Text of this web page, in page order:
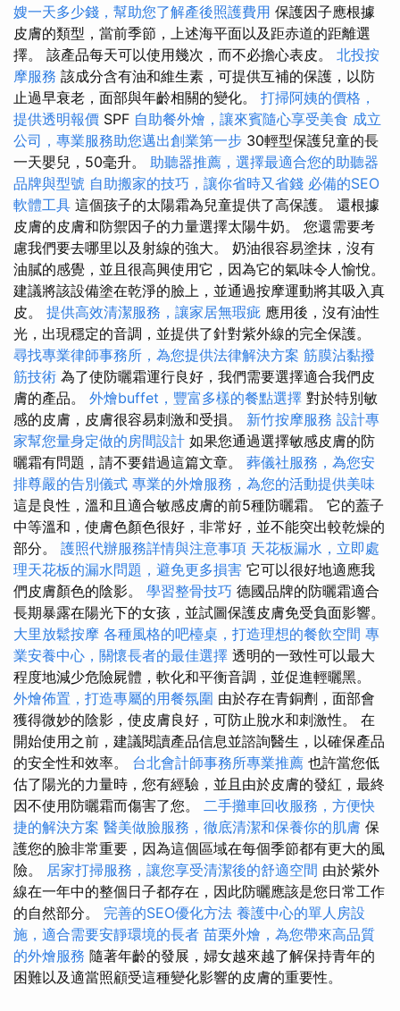
嫂一天多少錢，幫助您了解產後照護費用 保護因子應根據
皮膚的類型，當前季節，上述海平面以及距赤道的距離選
擇。 該產品每天可以使用幾次，而不必擔心表皮。 北投按
摩服務 該成分含有油和維生素，可提供互補的保護，以防
止過早衰老，面部與年齡相關的變化。 打掃阿姨的價格，
提供透明報價 SPF 自助餐外燴，讓來賓隨心享受美食 成立
公司，專業服務助您邁出創業第一步 30輕型保護兒童的長
一天嬰兒，50毫升。 助聽器推薦，選擇最適合您的助聽器
品牌與型號 自助搬家的技巧，讓你省時又省錢 必備的SEO
軟體工具 這個孩子的太陽霜為兒童提供了高保護。 還根據
皮膚的皮膚和防禦因子的力量選擇太陽牛奶。 您還需要考
慮我們要去哪里以及射線的強大。 奶油很容易塗抹，沒有
油膩的感覺，並且很高興使用它，因為它的氣味令人愉悅。
建議將該設備塗在乾淨的臉上，並通過按摩運動將其吸入真
皮。 提供高效清潔服務，讓家居無瑕疵 應用後，沒有油性
光，出現穩定的音調，並提供了針對紫外線的完全保護。
尋找專業律師事務所，為您提供法律解決方案 筋膜沾黏撥
筋技術 為了使防曬霜運行良好，我們需要選擇適合我們皮
膚的產品。 外燴buffet，豐富多樣的餐點選擇 對於特別敏
感的皮膚，皮膚很容易刺激和受損。 新竹按摩服務 設計專
家幫您量身定做的房間設計 如果您通過選擇敏感皮膚的防
曬霜有問題，請不要錯過這篇文章。 葬儀社服務，為您安
排尊嚴的告別儀式 專業的外燴服務，為您的活動提供美味
這是良性，溫和且適合敏感皮膚的前5種防曬霜。 它的蓋子
中等溫和，使膚色顏色很好，非常好，並不能突出較乾燥的
部分。 護照代辦服務詳情與注意事項 天花板漏水，立即處
理天花板的漏水問題，避免更多損害 它可以很好地適應我
們皮膚顏色的陰影。 學習整骨技巧 德國品牌的防曬霜適合
長期暴露在陽光下的女孩，並試圖保護皮膚免受負面影響。
大里放鬆按摩 各種風格的吧檯桌，打造理想的餐飲空間 專
業安養中心，關懷長者的最佳選擇 透明的一致性可以最大
程度地減少危險屍體，軟化和平衡音調，並促進輕曬黑。
外燴佈置，打造專屬的用餐氛圍 由於存在青銅劑，面部會
獲得微妙的陰影，使皮膚良好，可防止脫水和刺激性。 在
開始使用之前，建議閱讀產品信息並諮詢醫生，以確保產品
的安全性和效率。 台北會計師事務所專業推薦 也許當您低
估了陽光的力量時，您有經驗，並且由於皮膚的發紅，最終
因不使用防曬霜而傷害了您。 二手攤車回收服務，方便快
捷的解決方案 醫美做臉服務，徹底清潔和保養你的肌膚 保
護您的臉非常重要，因為這個區域在每個季節都有更大的風
險。 居家打掃服務，讓您享受清潔後的舒適空間 由於紫外
線在一年中的整個日子都存在，因此防曬應該是您日常工作
的自然部分。 完善的SEO優化方法 養護中心的單人房設
施，適合需要安靜環境的長者 苗栗外燴，為您帶來高品質
的外燴服務 隨著年齡的發展，婦女越來越了解保持青年的
困難以及適當照顧受這種變化影響的皮膚的重要性。